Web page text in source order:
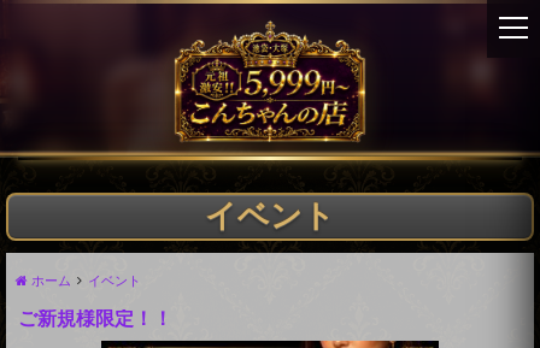
イベント
ホーム イベント
ご新規様限定！！
t
e
i